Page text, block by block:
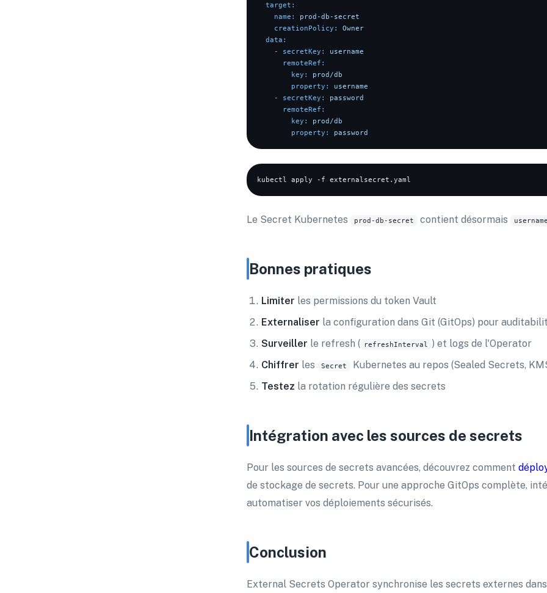
target:
name:
prod-db-secret
creationPolicy:
Owner
data:
-
secretKey:
username
remoteRef:
key:
prod/db
property:
username
-
secretKey:
password
remoteRef:
key:
prod/db
property:
password
Le Secret Kubernetes prod-db-secret contient désormais username
Bonnes pratiques
Limiter les permissions du token Vault
Externaliser la configuration dans Git (GitOps) pour
Surveiller le refresh ( refreshInterval ) et logs de l'Operator
Chiffrer les Secret
Kubernetes au repos (Sealed Secrets,
Testez la rotation régulière des secrets
Intégration avec les sources de secrets
Pour les sources de secrets avancées, découvrez comment
de stockage de secrets. Pour une approche GitOps complète,
automatiser vos déploiements sécurisés.
Conclusion
External Secrets Operator synchronise les secrets externes